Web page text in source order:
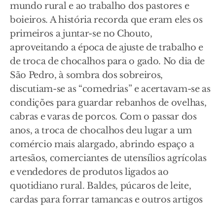
mundo rural e ao trabalho dos pastores e
boieiros. A história recorda que eram eles os
primeiros a juntar-se no Chouto,
aproveitando a época de ajuste de trabalho e
de troca de chocalhos para o gado. No dia de
São Pedro, à sombra dos sobreiros,
discutiam-se as “comedrias” e acertavam-se as
condições para guardar rebanhos de ovelhas,
cabras e varas de porcos. Com o passar dos
anos, a troca de chocalhos deu lugar a um
comércio mais alargado, abrindo espaço a
artesãos, comerciantes de utensílios agrícolas
e vendedores de produtos ligados ao
quotidiano rural. Baldes, púcaros de leite,
cardas para forrar tamancas e outros artigos